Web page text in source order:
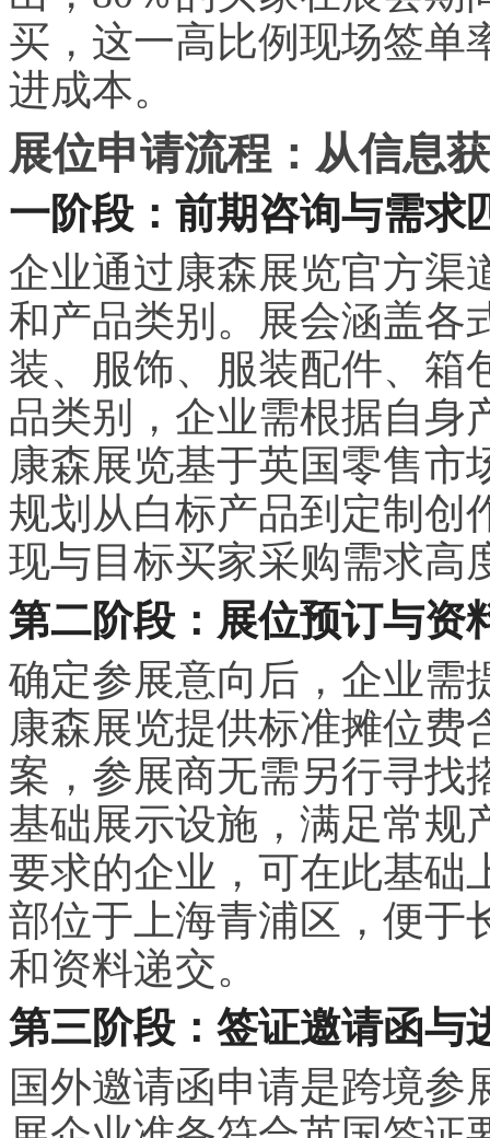
买，这一高比例现场签单
进成本。
展位申请流程：从信息
一阶段：前期咨询与需求
企业通过康森展览官方渠
和产品类别。展会涵盖各
装、服饰、服装配件、箱
品类别，企业需根据自身
康森展览基于英国零售市
规划从白标产品到定制创
现与目标买家采购需求高
第二阶段：展位预订与资
确定参展意向后，企业需
康森展览提供标准摊位费
案，参展商无需另行寻找
基础展示设施，满足常规
要求的企业，可在此基础
部位于上海青浦区，便于
和资料递交。
第三阶段：签证邀请函与
国外邀请函申请是跨境参